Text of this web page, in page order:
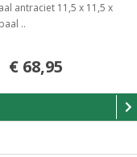
antraciet 11,5 x 11,5 x
..
€ 68,95